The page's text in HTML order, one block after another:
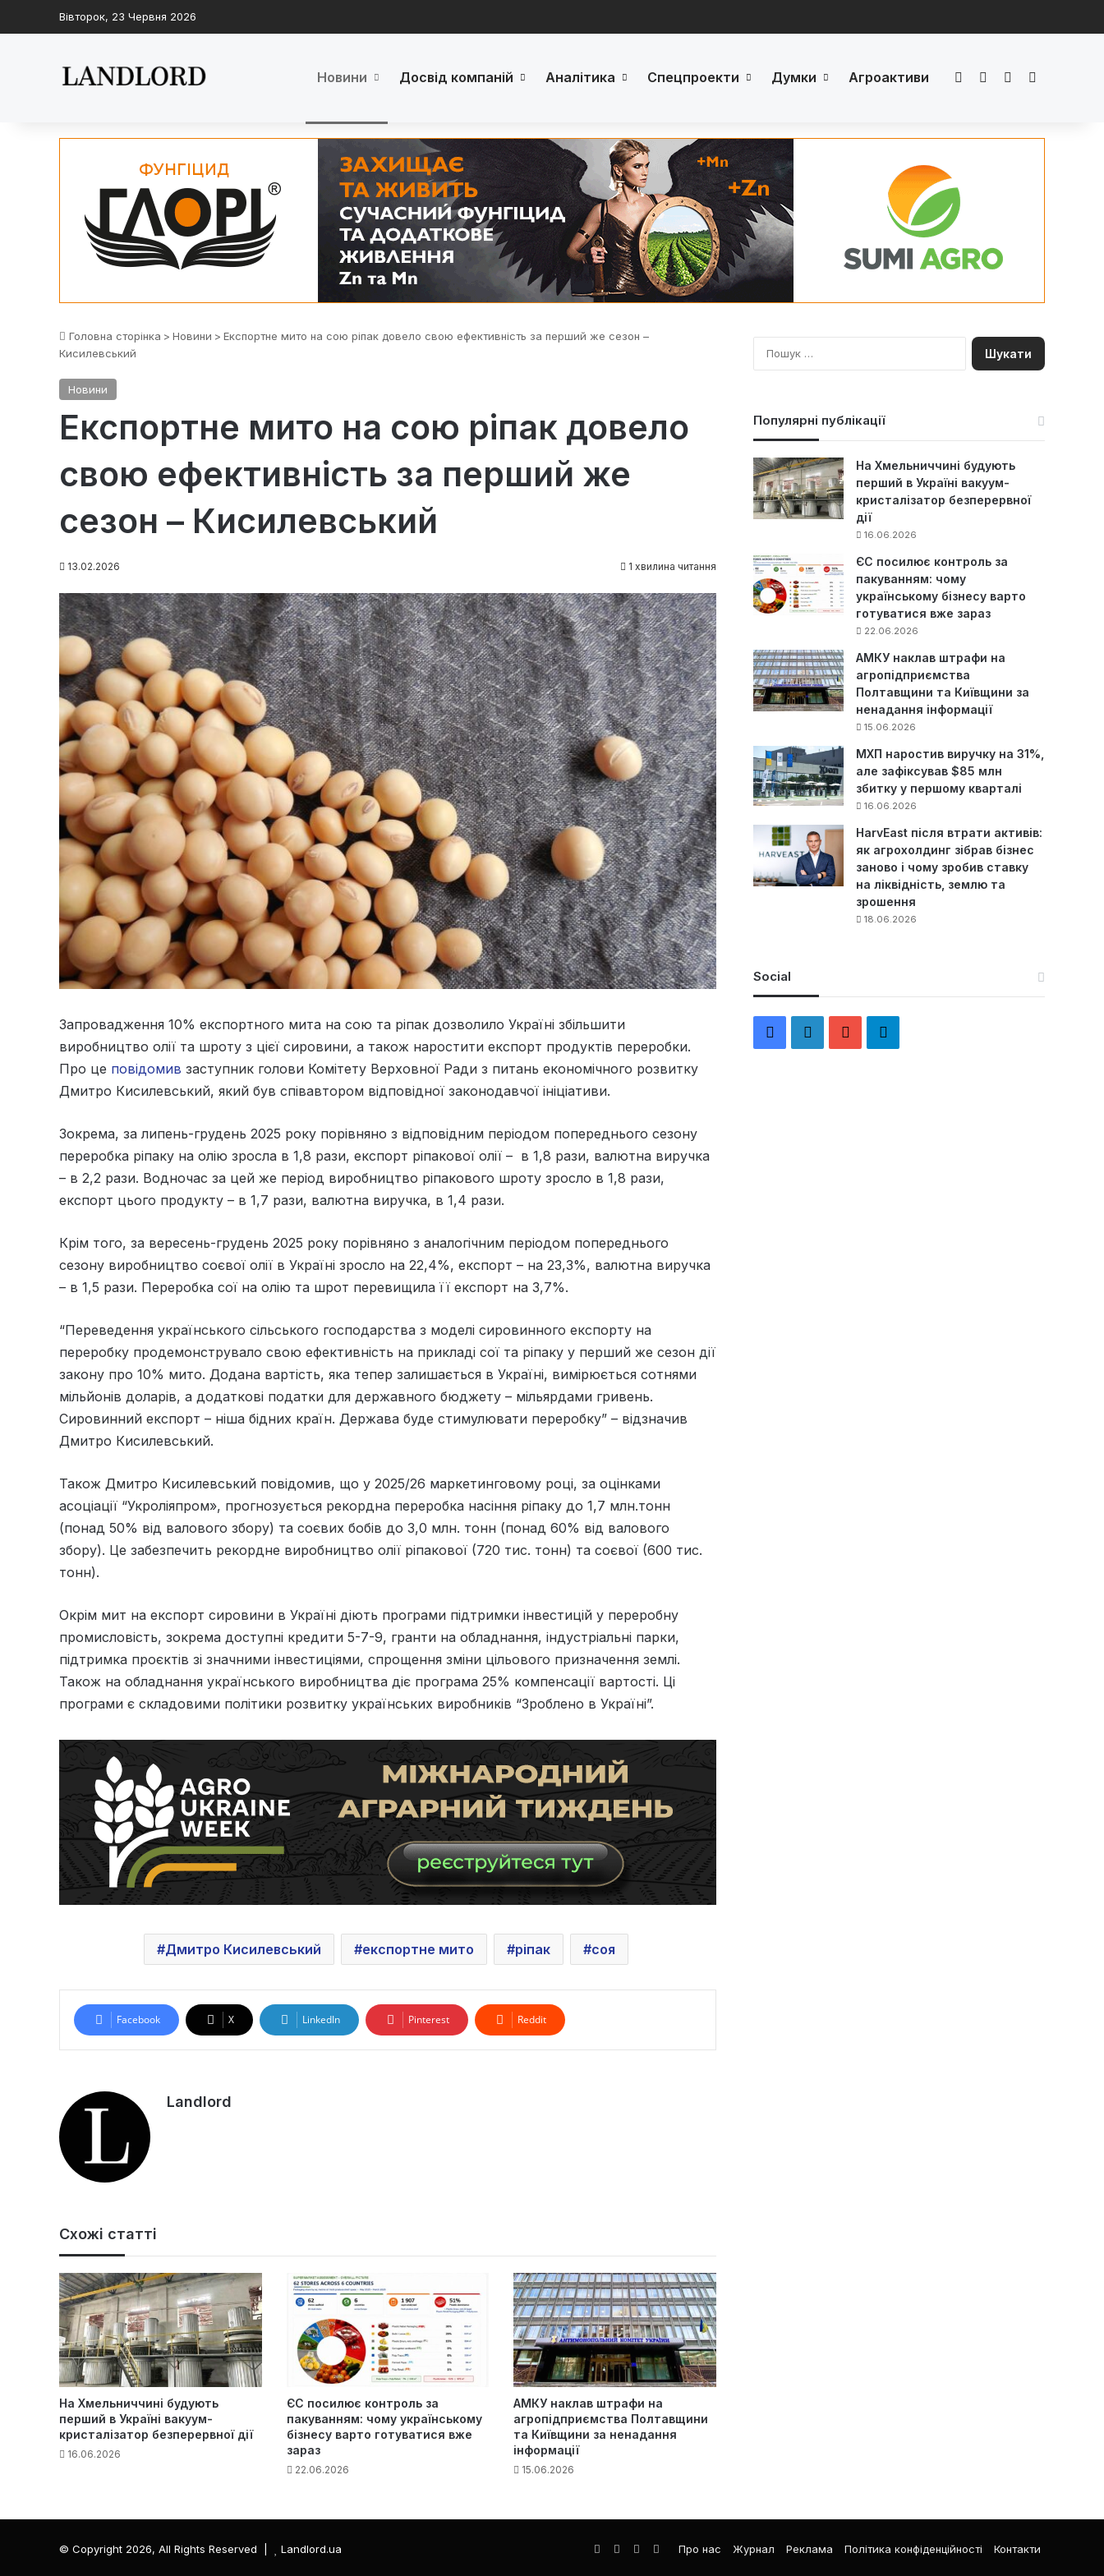
Вівторок, 23 Червня 2026
Новини Досвід компаній Аналітика Спецпроекти Думки Агроактиви FacebookLinkedInYouTube
Головна сторінка > Новини > Експортне мито на сою ріпак довело свою ефективність за перший же сезон –
Кисилевський
Новини
Експортне мито на сою ріпак довело
свою ефективність за перший же
сезон – Кисилевський
13.02.2026 1 хвилина читання
Запровадження 10% експортного мита на сою та ріпак дозволило Україні збільшити
виробництво олії та шроту з цієї сировини, а також наростити експорт продуктів переробки.
Про це повідомив заступник голови Комітету Верховної Ради з питань економічного розвитку
Дмитро Кисилевський, який був співавтором відповідної законодавчої ініціативи.
Зокрема, за липень-грудень 2025 року порівняно з відповідним періодом попереднього сезону
переробка ріпаку на олію зросла в 1,8 рази, експорт ріпакової олії – в 1,8 рази, валютна виручка
– в 2,2 рази. Водночас за цей же період виробництво ріпакового шроту зросло в 1,8 рази,
експорт цього продукту – в 1,7 рази, валютна виручка, в 1,4 рази.
Крім того, за вересень-грудень 2025 року порівняно з аналогічним періодом попереднього
сезону виробництво соєвої олії в Україні зросло на 22,4%, експорт – на 23,3%, валютна виручка
– в 1,5 рази. Переробка сої на олію та шрот перевищила її експорт на 3,7%.
“Переведення українського сільського господарства з моделі сировинного експорту на
переробку продемонструвало свою ефективність на прикладі сої та ріпаку у перший же сезон дії
закону про 10% мито. Додана вартість, яка тепер залишається в Україні, вимірюється сотнями
мільйонів доларів, а додаткові податки для державного бюджету – мільярдами гривень.
Сировинний експорт – ніша бідних країн. Держава буде стимулювати переробку” – відзначив
Дмитро Кисилевський.
Також Дмитро Кисилевський повідомив, що у 2025/26 маркетинговому році, за оцінками
асоціації “Укроліяпром», прогнозується рекордна переробка насіння ріпаку до 1,7 млн.тонн
(понад 50% від валового збору) та соєвих бобів до 3,0 млн. тонн (понад 60% від валового
збору). Це забезпечить рекордне виробництво олії ріпакової (720 тис. тонн) та соєвої (600 тис.
тонн).
Окрім мит на експорт сировини в Україні діють програми підтримки інвестицій у переробну
промисловість, зокрема доступні кредити 5-7-9, гранти на обладнання, індустріальні парки,
підтримка проєктів зі значними інвестиціями, спрощення зміни цільового призначення землі.
Також на обладнання українського виробництва діє програма 25% компенсації вартості. Ці
програми є складовими політики розвитку українських виробників “Зроблено в Україні”.
Дмитро Кисилевський експортне мито ріпак соя
Facebook X LinkedIn Pinterest Reddit
Landlord
Схожі статті
На Хмельниччині будують
перший в Україні вакуум-
кристалізатор безперервної дії
16.06.2026
ЄС посилює контроль за
пакуванням: чому українському
бізнесу варто готуватися вже
зараз
22.06.2026
АМКУ наклав штрафи на
агропідприємства Полтавщини
та Київщини за ненадання
інформації
15.06.2026
П
о
Популярні публікації
На Хмельниччині будують
перший в Україні вакуум-
кристалізатор безперервної
дії
16.06.2026
ЄС посилює контроль за
пакуванням: чому
українському бізнесу варто
готуватися вже зараз
22.06.2026
АМКУ наклав штрафи на
агропідприємства
Полтавщини та Київщини за
ненадання інформації
15.06.2026
МХП наростив виручку на 31%,
але зафіксував $85 млн
збитку у першому кварталі
16.06.2026
HarvEast після втрати активів:
як агрохолдинг зібрав бізнес
заново і чому зробив ставку
на ліквідність, землю та
зрошення
18.06.2026
Social
© Copyright 2026, All Rights Reserved | Landlord.ua Про нас Журнал Реклама Політика конфіденційності Контакти
Facebook
LinkedInYouTubeТелеграма